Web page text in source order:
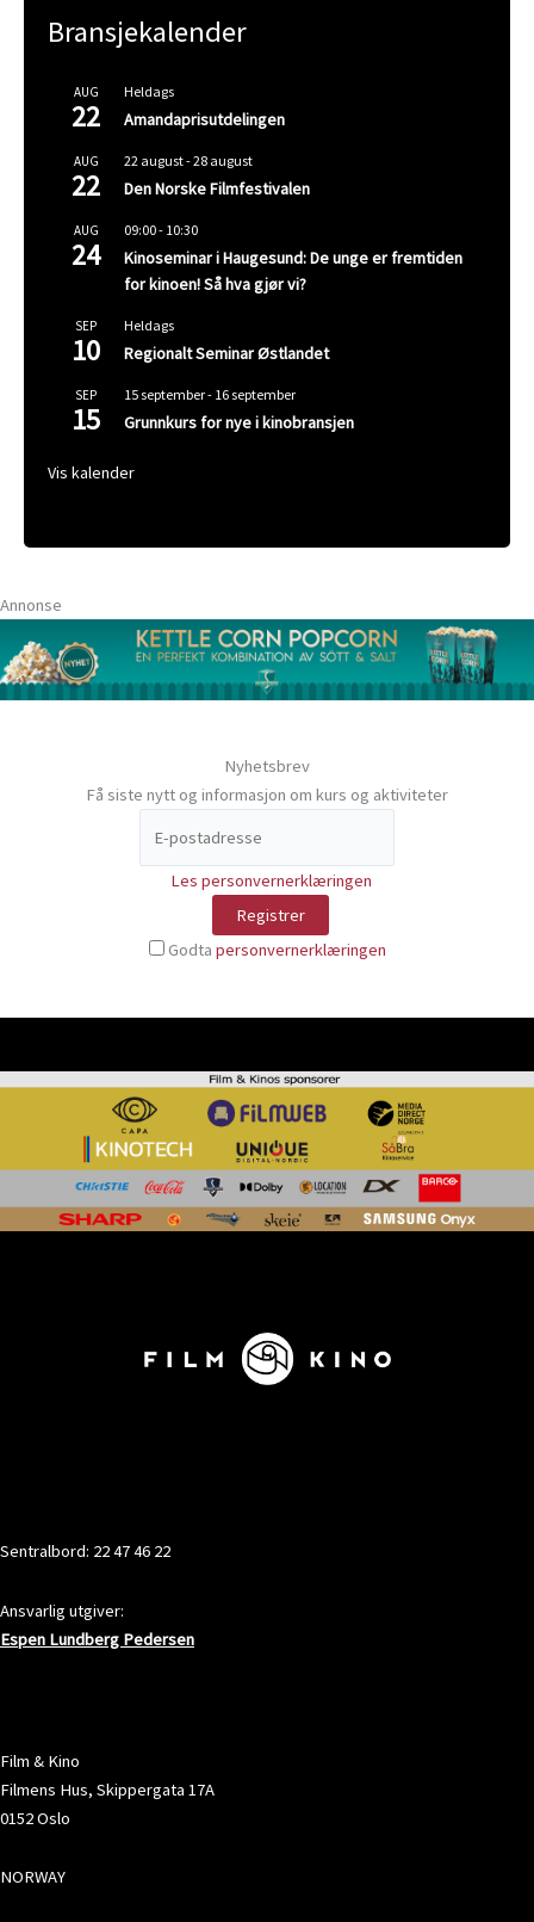
Bransjekalender
AUG
22
Heldags
Amandaprisutdelingen
AUG
22
22 august-28 august
Den Norske Filmfestivalen
AUG
24
09:00- 10:30
Kinoseminar i Haugesund: De unge er fremtiden
for kinoen! Så hva gjør vi?
SEP
10
Heldags
Regionalt Seminar Østlandet
SEP
15
15 september- 16 september
Grunnkurs for nye i kinobransjen
Vis kalender
Annonse
Nyhetsbrev
Få siste nytt og informasjon om kurs og aktiviteter
Les personvernerklæringen
Godta personvernerklæringen
Sentralbord: 22 47 46 22
Ansvarlig utgiver:
Espen Lundberg Pedersen
Film & Kino
Filmens Hus, Skippergata 17A
0152 Oslo
NORWAY